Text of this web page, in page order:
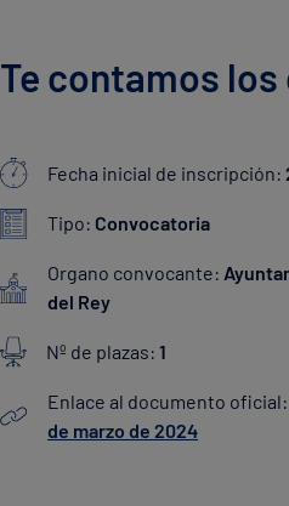
Te contamos
Fecha inicial de inscripción:
Tipo: Convocatoria
Organo convocante:
del Rey
Nº de plazas: 1
Enlace al documento oficial:
de marzo de 2024